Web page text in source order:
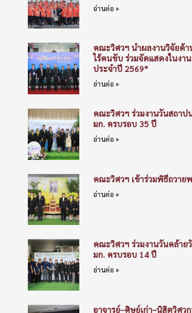
อ่านต่อ »
คณะวิศวฯ นำผลงานวิจัยด้
ไร้คนขับ ร่วมจัดแสดงในง
ประจำปี 2569”
อ่านต่อ »
คณะวิศวฯ ร่วมงานวันสถา
มก. ครบรอบ 35 ปี
อ่านต่อ »
คณะวิศวฯ เข้าร่วมพิธีถวาย
อ่านต่อ »
คณะวิศวฯ ร่วมงานวันคล้า
มก. ครบรอบ 14 ปี
อ่านต่อ »
อาจารย์–ศิษย์เก่า–นิสิตวิศว